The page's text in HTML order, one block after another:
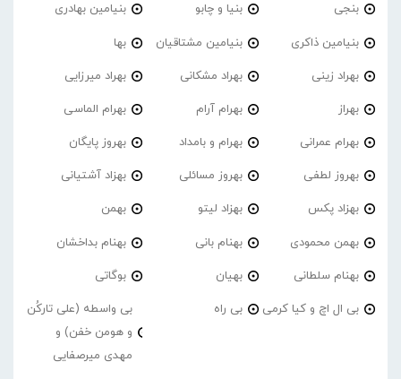
بنجی بنیا و چابو بنیامین بهادری
بنیامین ذاکری بنیامین مشتاقیان بها
بهراد زینی بهراد مشکانی بهراد میرزایی
بهراز بهرام آرام بهرام الماسی
بهرام عمرانی بهرام و بامداد بهروز پایگان
بهروز لطفی بهروز مسائلی بهزاد آشتیانی
بهزاد پکس بهزاد لیتو بهمن
بهمن محمودی بهنام بانی بهنام بداخشان
بهنام سلطانی بهیان بوگاتی
بی ال اچ و کیا کرمی بی راه
بی واسطه (علی تارکُن
و هومن خفن) و
مهدی میرصفایی